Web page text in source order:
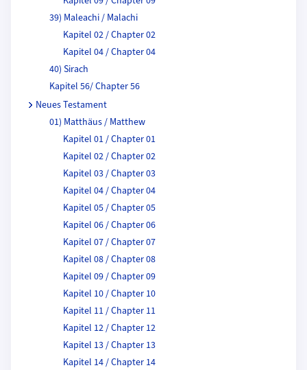
39) Maleachi / Malachi
Kapitel 02 / Chapter 02
Kapitel 04 / Chapter 04
40) Sirach
Kapitel 56/ Chapter 56
Neues Testament
01) Matthäus / Matthew
Kapitel 01 / Chapter 01
Kapitel 02 / Chapter 02
Kapitel 03 / Chapter 03
Kapitel 04 / Chapter 04
Kapitel 05 / Chapter 05
Kapitel 06 / Chapter 06
Kapitel 07 / Chapter 07
Kapitel 08 / Chapter 08
Kapitel 09 / Chapter 09
Kapitel 10 / Chapter 10
Kapitel 11 / Chapter 11
Kapitel 12 / Chapter 12
Kapitel 13 / Chapter 13
Kapitel 14 / Chapter 14